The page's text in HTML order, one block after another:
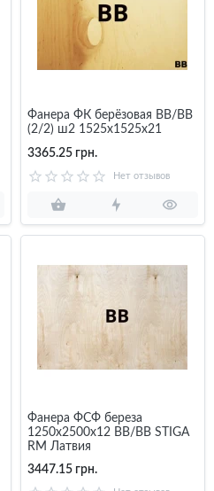
Фанера ФК берёзовая BB/BB
(2/2) ш2 1525x1525x21
3365.25 грн.
Нет отзывов
Фанера ФСФ береза
1250х2500х12 BB/BB STIGA
RM Латвия
3447.15 грн.